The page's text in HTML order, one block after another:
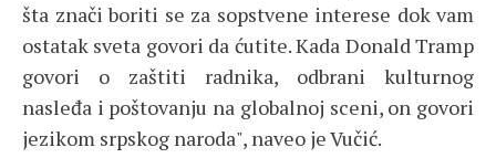
šta znači boriti se za sopstvene interese dok vam
ostatak sveta govori da ćutite. Kada Donald Tramp
govori o zaštiti radnika, odbrani kulturnog
nasleđa i poštovanju na globalnoj sceni, on govori
jezikom srpskog naroda", naveo je Vučić.